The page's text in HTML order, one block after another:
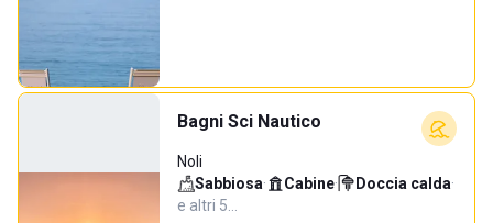
Bagni Sci Nautico
Noli
Sabbiosa· Cabine· Doccia calda·
e altri 5…